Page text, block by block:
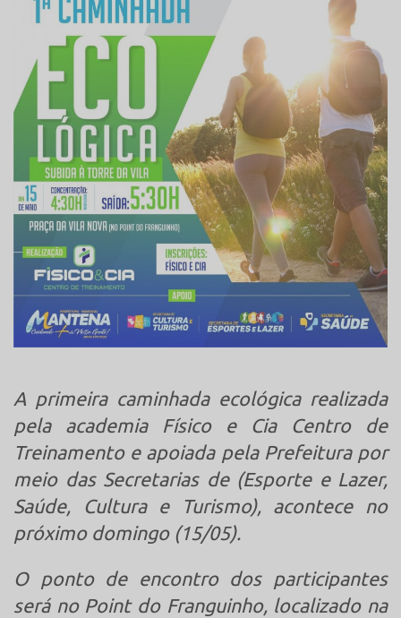
A primeira caminhada ecológica realizada
pela academia Físico e Cia Centro de
Treinamento e apoiada pela Prefeitura por
meio das Secretarias de (Esporte e Lazer,
Saúde, Cultura e Turismo), acontece no
próximo domingo (15/05).
O ponto de encontro dos participantes
será no Point do Franguinho, localizado na